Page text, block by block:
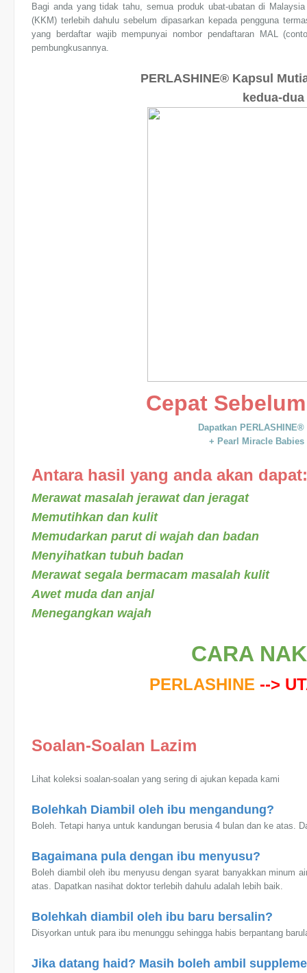
Bagi anda yang tidak tahu, semua produk ubat-ubatan di
(KKM) terlebih dahulu sebelum dipasarkan kepada pengguna
yang berdaftar wajib mempunyai nombor pendaftaran MAL
pembungkusannya.
PERLASHINE® Kapsul
kedua-
Cepat
Dapatkan
+ Pearl Miracle
Antara hasil yang anda akan dapat:
Merawat masalah jerawat dan jeragat
Memutihkan dan kulit
Memudarkan parut di wajah dan badan
Menyihatkan tubuh badan
Merawat segala bermacam masalah kulit
Awet muda dan anjal
Menegangkan wajah
CARA
PERLASHINE -->
Soalan-Soalan Lazim
Lihat koleksi soalan-soalan yang sering di ajukan kepada kami
Bolehkah Diambil oleh ibu mengandung?
Boleh. Tetapi hanya untuk kandungan berusia 4 bulan dan ke atas.
Bagaimana pula dengan ibu menyusu?
Boleh diambil oleh ibu menyusu dengan syarat banyakkan minum
atas. Dapatkan nasihat doktor terlebih dahulu adalah lebih baik.
Bolehkah diambil oleh ibu baru bersalin?
Disyorkan untuk para ibu menunggu sehingga habis berpantang
Jika datang haid? Masih boleh ambil